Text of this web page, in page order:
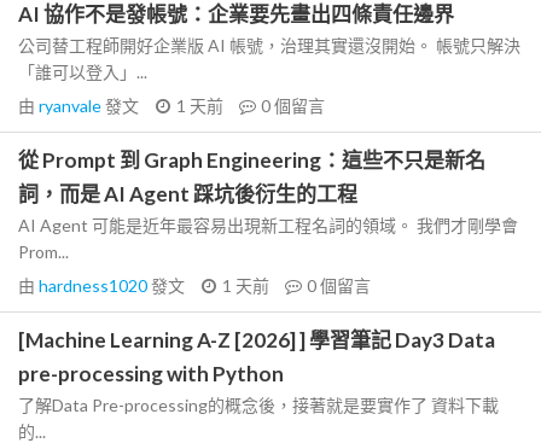
AI 協作不是發帳號：企業要先畫出四條責任邊界
公司替工程師開好企業版 AI 帳號，治理其實還沒開始。 帳號只解決
「誰可以登入」...
由 ryanvale發文 1 天前 0個留言
從 Prompt 到 Graph Engineering：這些不只是新名
詞，而是 AI Agent 踩坑後衍生的工程
AI Agent 可能是近年最容易出現新工程名詞的領域。 我們才剛學會
Prom...
由 hardness1020發文 1 天前 0個留言
[Machine Learning A-Z [2026] ] 學習筆記 Day3 Data
pre-processing with Python
了解Data Pre-processing的概念後，接著就是要實作了 資料下載
的...